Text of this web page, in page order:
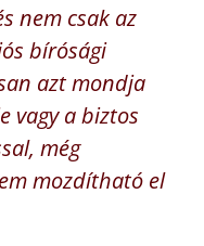
nem csak az
bírósági
azt mondja
vagy a biztos
még
mozdítható el